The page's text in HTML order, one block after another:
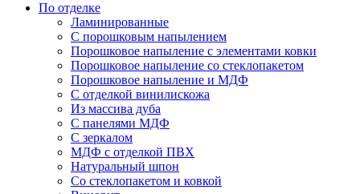
По отделке
Ламинированные
С порошковым напылением
Порошковое напыление с элементами ковки
Порошковое напыление со стеклопакетом
Порошковое напыление и МДФ
С отделкой винилискожа
Из массива дуба
С панелями МДФ
С зеркалом
МДФ с отделкой ПВХ
Натуральный шпон
Со стеклопакетом и ковкой